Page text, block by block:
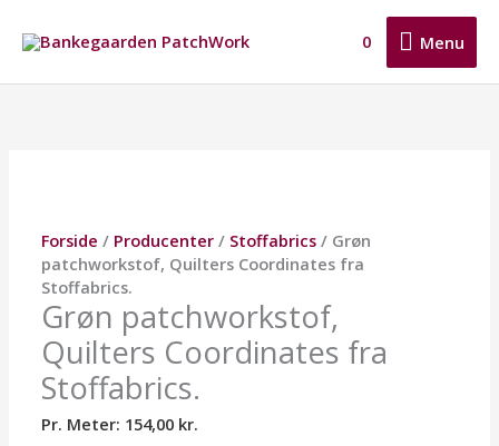
indholdet
Menu
Menu
0
Forside / Producenter / Stoffabrics / Grøn
patchworkstof, Quilters Coordinates fra
Stoffabrics.
Grøn patchworkstof,
Quilters Coordinates fra
Stoffabrics.
Pr. Meter: 154,00 kr.
antal
kan
vælges
varesiden
kan
vælges
varesiden
kan
vælges
varesiden